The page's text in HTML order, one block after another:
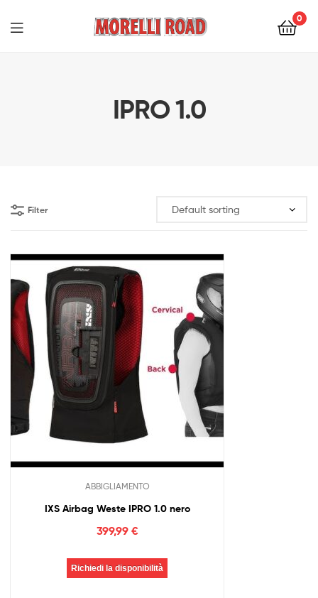
0
IPRO 1.0
Filter
ABBIGLIAMENTO
IXS Airbag Weste IPRO 1.0 nero
399,99 €
Richiedi la disponibilità